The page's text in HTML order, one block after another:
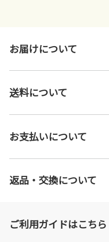
お届けについて
送料について
お支払いについて
返品・交換について
ご利用ガイドはこちら